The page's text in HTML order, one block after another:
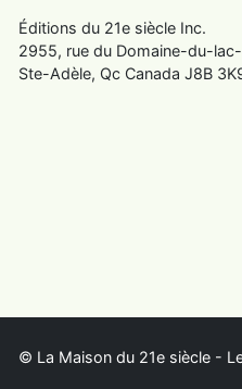
Éditions du 21e siècle Inc.
2955, rue du Domaine-du-
Ste-Adèle, Qc Canada J8B
© La Maison du 21e siècle -